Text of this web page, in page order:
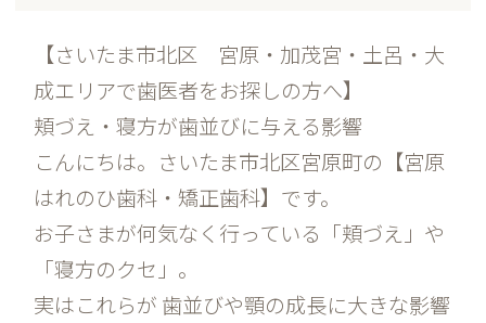
【さいたま市北区 宮原・加茂宮・土呂・大
成エリアで歯医者をお探しの方へ】
頬づえ・寝方が歯並びに与える影響
こんにちは。さいたま市北区宮原町の【宮原
はれのひ歯科・矯正歯科】です。
お子さまが何気なく行っている「頬づえ」や
「寝方のクセ」。
実はこれらが 歯並びや顎の成長に大きな影響